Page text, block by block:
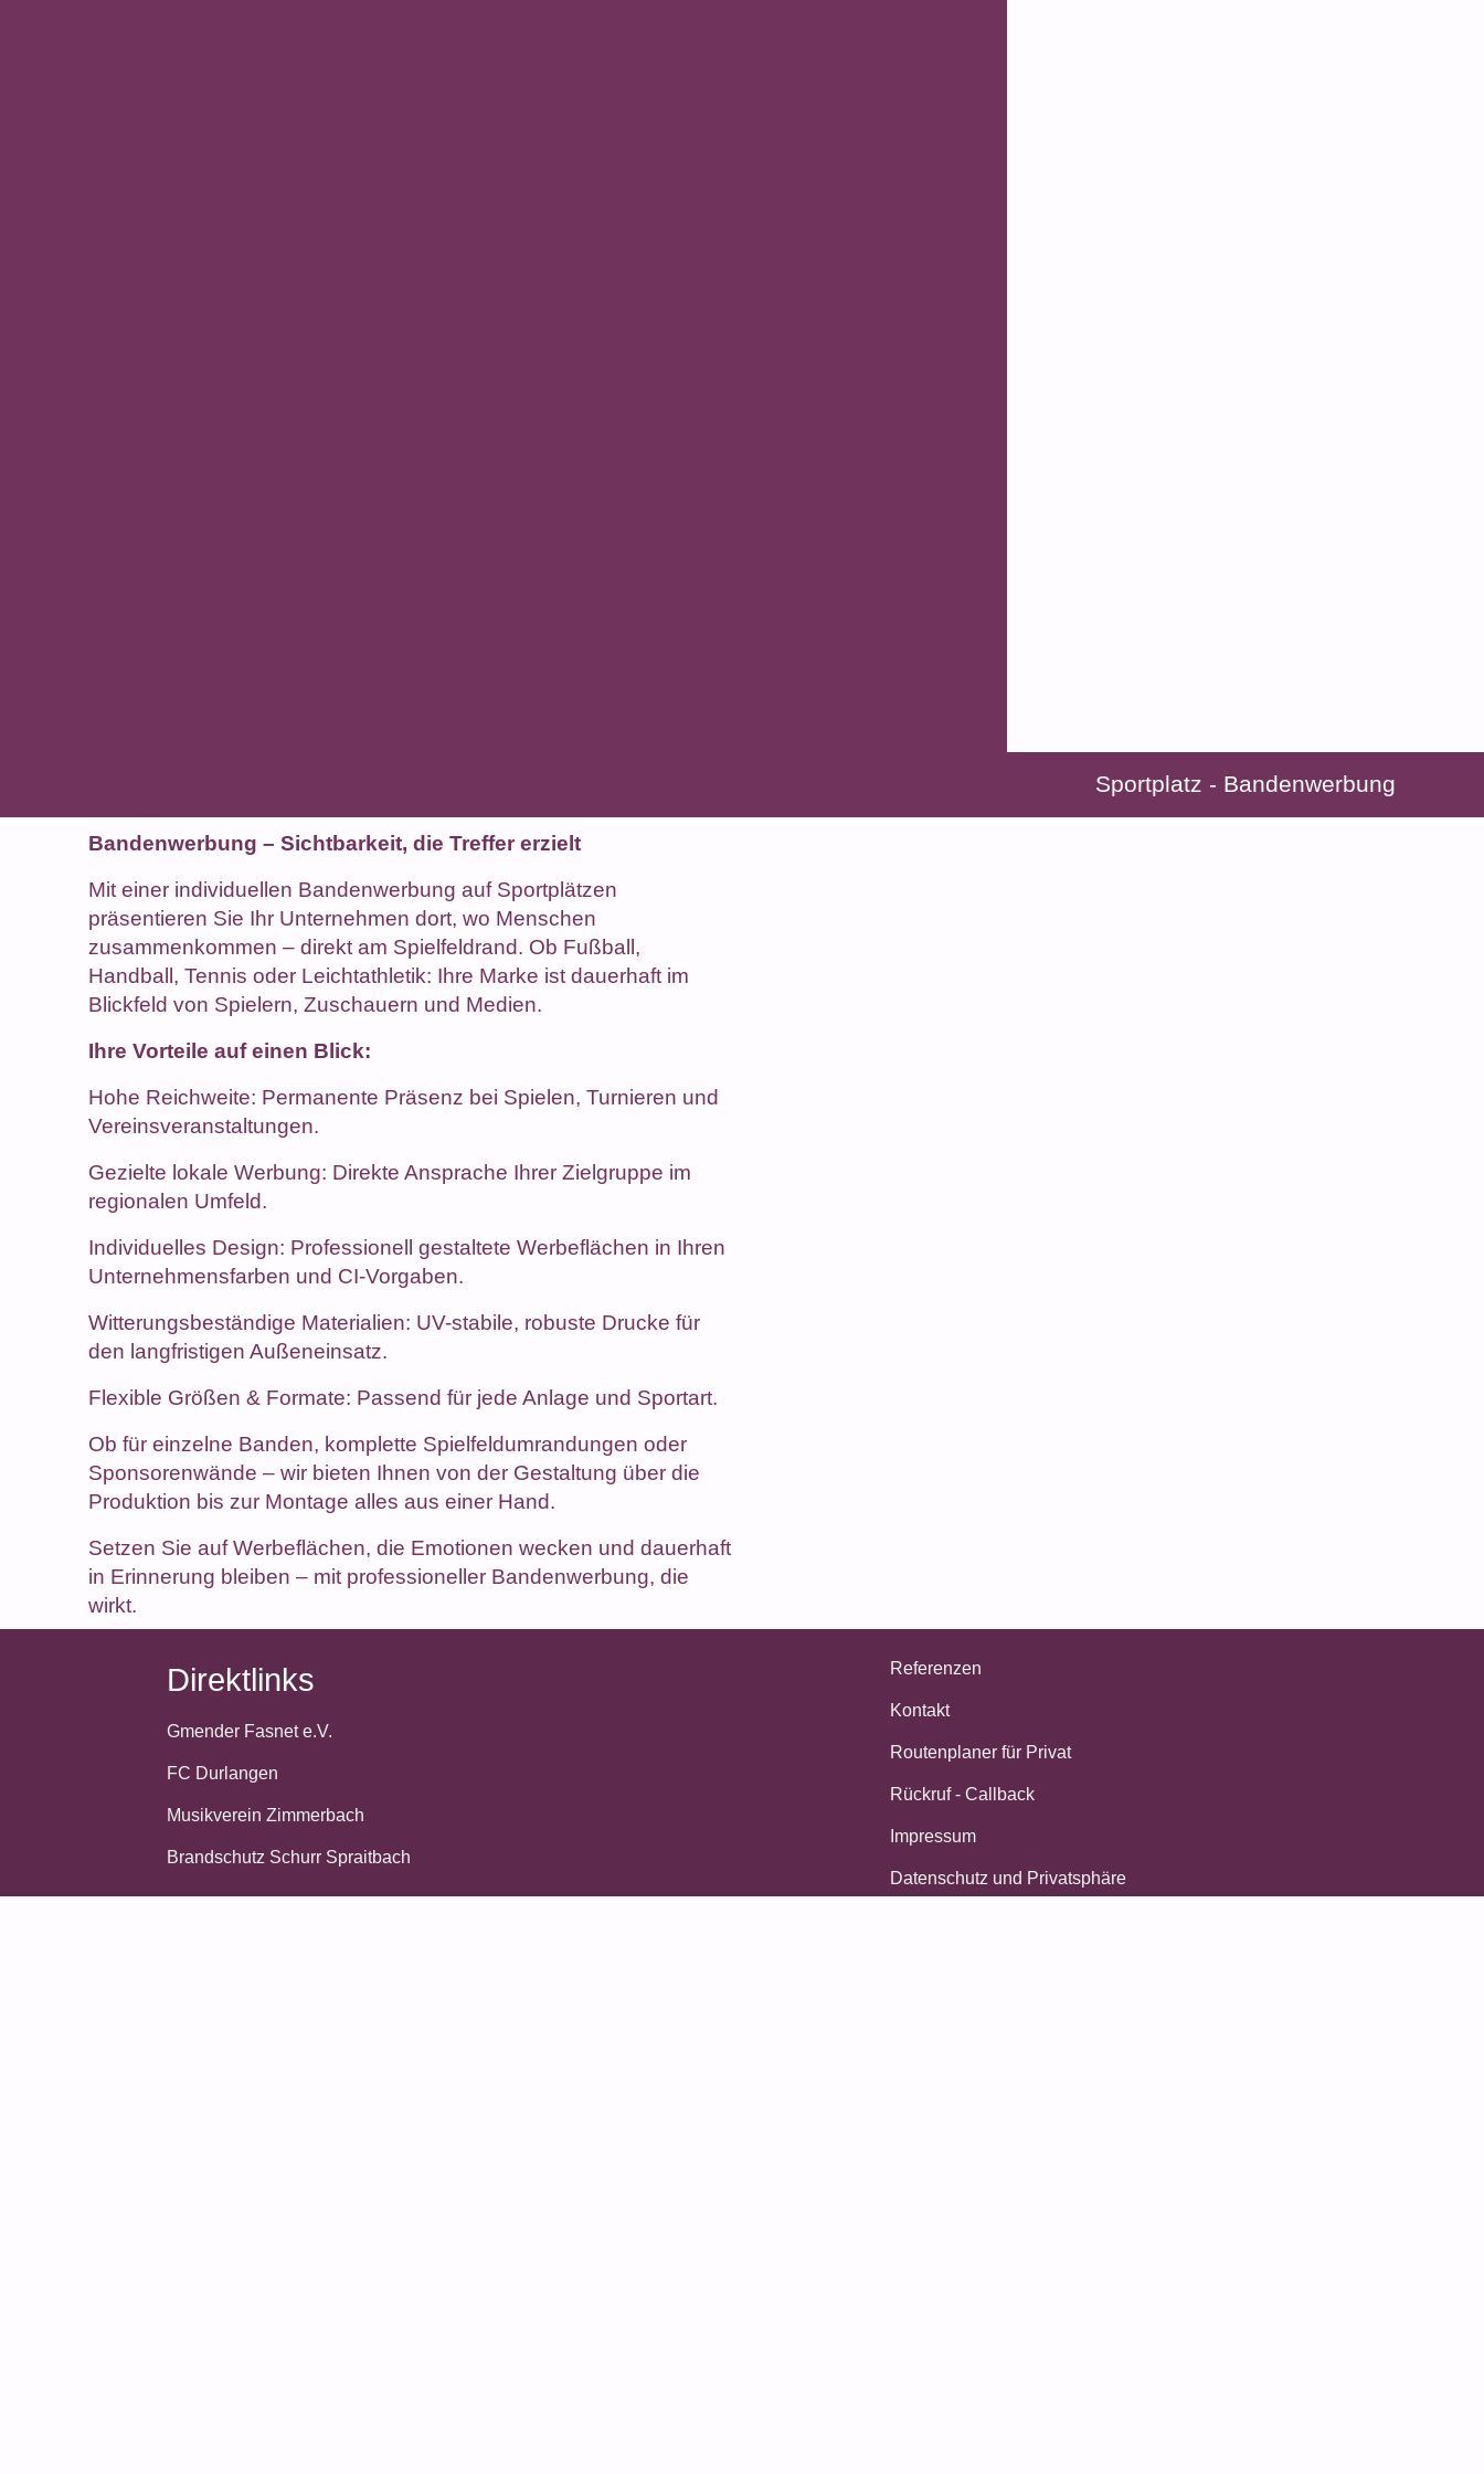
Sportplatz - Bandenwerbung
Bandenwerbung – Sichtbarkeit, die Treffer erzielt
Mit einer individuellen Bandenwerbung auf Sportplätzen
präsentieren Sie Ihr Unternehmen dort, wo Menschen
zusammenkommen – direkt am Spielfeldrand. Ob Fußball,
Handball, Tennis oder Leichtathletik: Ihre Marke ist dauerhaft im
Blickfeld von Spielern, Zuschauern und Medien.
Ihre Vorteile auf einen Blick:
Hohe Reichweite: Permanente Präsenz bei Spielen, Turnieren und
Vereinsveranstaltungen.
Gezielte lokale Werbung: Direkte Ansprache Ihrer Zielgruppe im
regionalen Umfeld.
Individuelles Design: Professionell gestaltete Werbeflächen in Ihren
Unternehmensfarben und CI-Vorgaben.
Witterungsbeständige Materialien: UV-stabile, robuste Drucke für
den langfristigen Außeneinsatz.
Flexible Größen & Formate: Passend für jede Anlage und Sportart.
Ob für einzelne Banden, komplette Spielfeldumrandungen oder
Sponsorenwände – wir bieten Ihnen von der Gestaltung über die
Produktion bis zur Montage alles aus einer Hand.
Setzen Sie auf Werbeflächen, die Emotionen wecken und dauerhaft
in Erinnerung bleiben – mit professioneller Bandenwerbung, die
wirkt.
Direktlinks
Gmender Fasnet e.V.
FC Durlangen
Musikverein Zimmerbach
Brandschutz Schurr Spraitbach
Referenzen
Kontakt
Routenplaner für Privat
Rückruf - Callback
Impressum
Datenschutz und Privatsphäre